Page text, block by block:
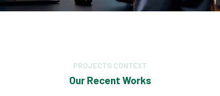
PROJECTS CONTEXT
Our Recent Works